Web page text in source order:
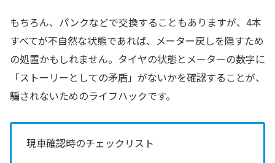
もちろん、パンクなどで交換することもありますが、4本
すべてが不自然な状態であれば、メーター戻しを隠すため
の処置かもしれません。タイヤの状態とメーターの数字に
「ストーリーとしての矛盾」がないかを確認することが、
騙されないためのライフハックです。
現車確認時のチェックリスト